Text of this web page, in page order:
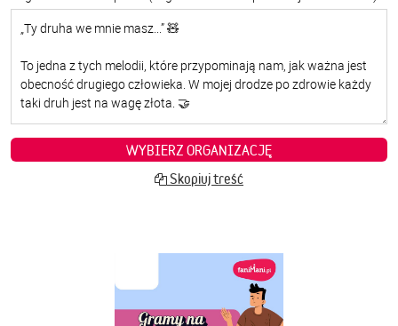
WYBIERZ ORGANIZACJĘ
Skopiuj treść